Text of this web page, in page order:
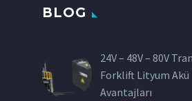
BLOG
24V – 48V – 80V
Forklift Lityum Akü
Avantajları